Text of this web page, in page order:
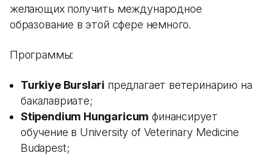
желающих получить международное
образование в этой сфере немного.
Программы:
Turkiye Burslari предлагает ветеринарию на
бакалавриате;
Stipendium Hungaricum финансирует
обучение в University of Veterinary Medicine
Budapest;